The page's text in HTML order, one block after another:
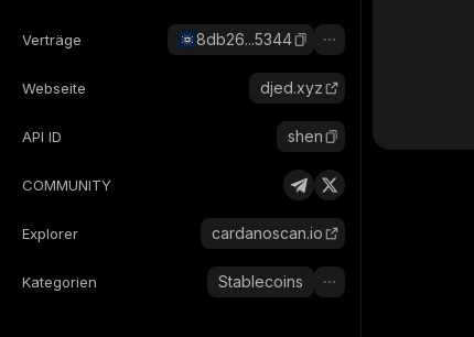
Verträge 8db26...5344
Webseite djed.xyz
API ID shen
COMMUNITY
Explorer cardanoscan.io
Kategorien Stablecoins